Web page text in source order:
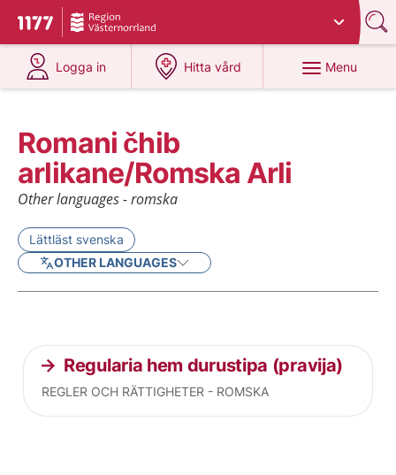
To start page for 1177
Du har valt region
Logga in
at 1177.se
Hitta vård
at 1177.se
Menu
Romani čhib
arlikane/Romska Arli
Other languages - romska
Lättläst svenska
OTHER LANGUAGES
Current articles
Regularia hem durustipa (pravija)
REGLER OCH RÄTTIGHETER - ROMSKA